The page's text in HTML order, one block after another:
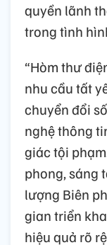
quyền lãnh
trong tình
“Hòm thư
nhu cầu tất
chuyển đổi
nghệ thông
giác tội
phong, sáng
lượng Biên
gian triển
hiệu quả rõ